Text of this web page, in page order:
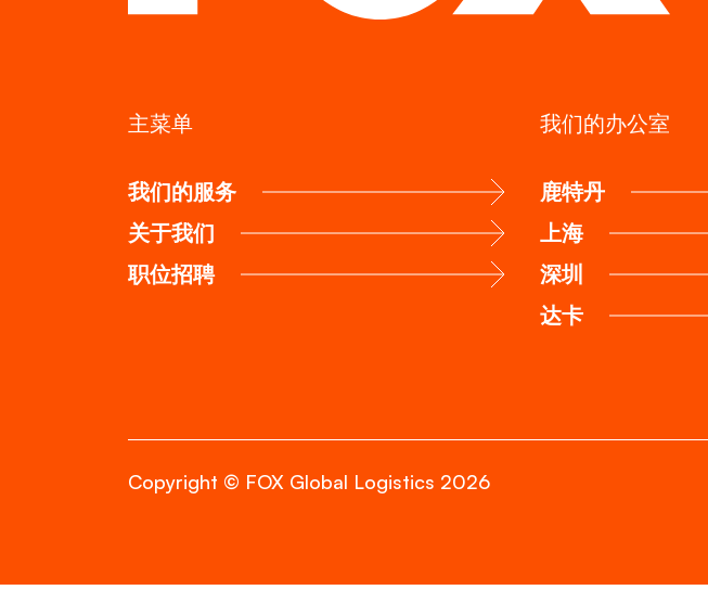
主菜单
我们的服务
关于我们
职位招聘
我们的办公室
鹿特丹
上海
深圳
达卡
Copyright © FOX Global Logistics 2026